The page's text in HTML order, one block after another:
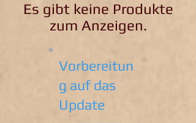
Es gibt keine Produkte
zum Anzeigen.
Vorbereitun
g auf das
Update